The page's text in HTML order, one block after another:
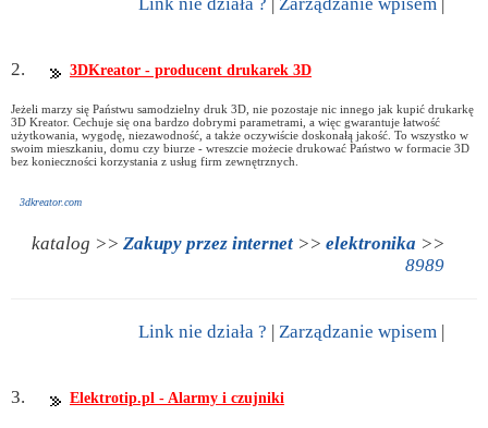
2. 3DKreator - producent drukarek 3D
Jeżeli marzy się Państwu samodzielny druk 3D, nie pozostaje nic innego jak kupić drukarkę
3D Kreator. Cechuje się ona bardzo dobrymi parametrami, a więc gwarantuje łatwość
użytkowania, wygodę, niezawodność, a także oczywiście doskonałą jakość. To wszystko w
swoim mieszkaniu, domu czy biurze - wreszcie możecie drukować Państwo w formacie 3D
bez konieczności korzystania z usług firm zewnętrznych.
3dkreator.com
katalog >> Zakupy przez internet >> elektronika >>
8989
Link nie działa ? | Zarządzanie wpisem |
3. Elektrotip.pl - Alarmy i czujniki